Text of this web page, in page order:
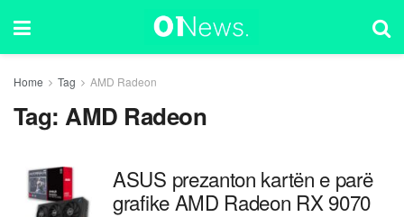
Home Tag AMD Radeon
Tag:AMD Radeon
ASUS prezanton kartën e parë
grafike AMD Radeon RX 9070